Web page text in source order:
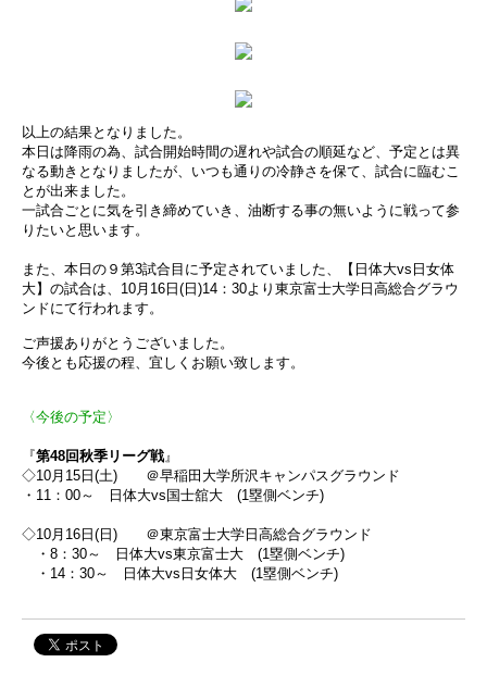
以上の結果となりました。
本日は降雨の為、試合開始時間の遅れや試合の順延など、予定とは異
なる動きとなりましたが、いつも通りの冷静さを保て、試合に臨むこ
とが出来ました。
一試合ごとに気を引き締めていき、油断する事の無いように戦って参
りたいと思います。
また、本日の９第3試合目に予定されていました、【日体大vs日女体
大】の試合は、10月16日(日)14：30より東京富士大学日高総合グラウ
ンドにて行われます。
ご声援ありがとうございました。
今後とも応援の程、宜しくお願い致します。
〈今後の予定〉
『第48回秋季リーグ戦』
◇10月15日(土) ＠早稲田大学所沢キャンパスグラウンド
・11：00～ 日体大vs国士舘大 (1塁側ベンチ)
◇10月16日(日) ＠東京富士大学日高総合グラウンド
・8：30～ 日体大vs東京富士大 (1塁側ベンチ)
・14：30～ 日体大vs日女体大 (1塁側ベンチ)